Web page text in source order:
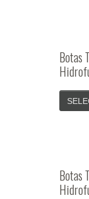
Botas
Botas